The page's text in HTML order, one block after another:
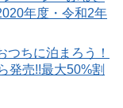
年度・令和2年
ちに泊まろう！
発売!!最大50%割